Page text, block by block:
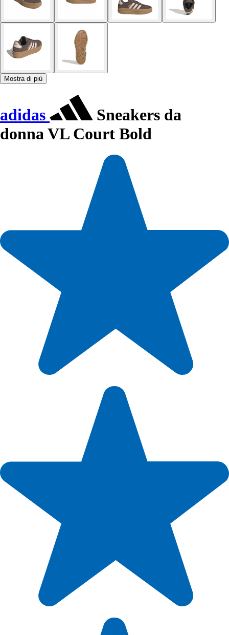
Mostra di più
adidas
Sneakers da
donna VL Court Bold